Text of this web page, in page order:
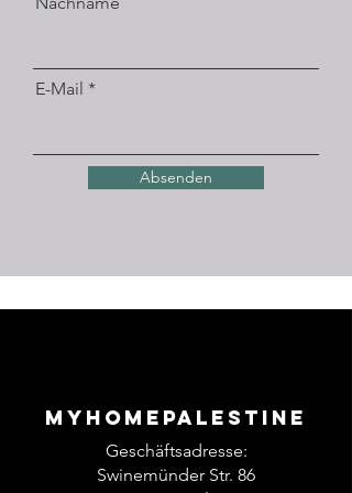
E-Mail
Absenden
Myhomepalestine
Geschäftsadresse:
Swinemünder Str. 86